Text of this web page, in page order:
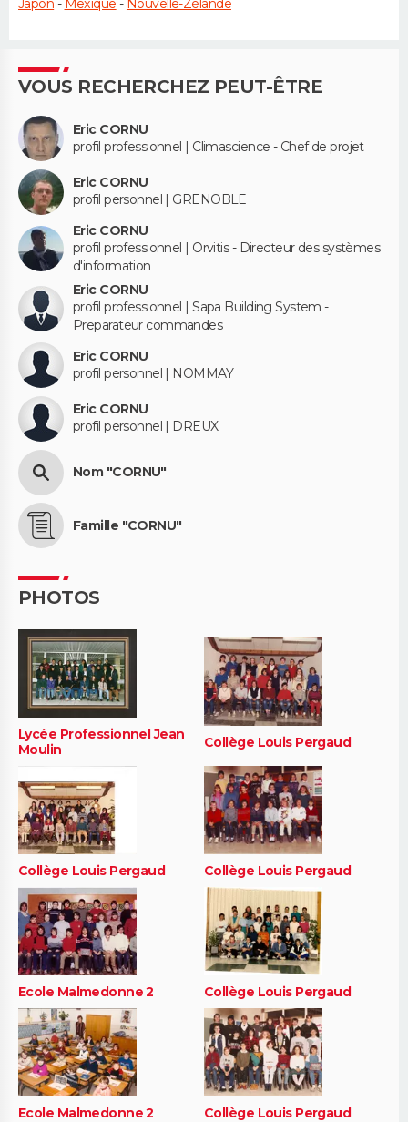
Japon - Mexique - Nouvelle-Zélande
VOUS RECHERCHEZ PEUT-ÊTRE
Eric CORNU
profil professionnel | Climascience - Chef de projet
Eric CORNU
profil personnel | GRENOBLE
Eric CORNU
profil professionnel | Orvitis - Directeur des systèmes
d'information
Eric CORNU
profil professionnel | Sapa Building System -
Preparateur commandes
Eric CORNU
profil personnel | NOMMAY
Eric CORNU
profil personnel | DREUX
Nom "CORNU"
Famille "CORNU"
PHOTOS
Lycée Professionnel Jean
Moulin
Collège Louis Pergaud
Collège Louis Pergaud Collège Louis Pergaud
Ecole Malmedonne 2 Collège Louis Pergaud
Ecole Malmedonne 2 Collège Louis Pergaud